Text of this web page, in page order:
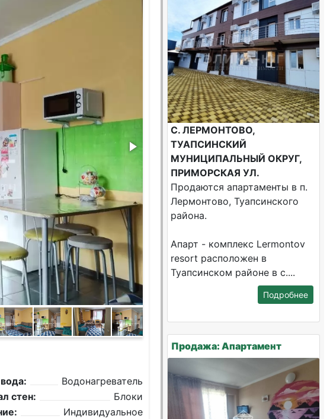
Водонагреватель
стен:
Блоки
Индивидуальное
С. ЛЕРМОНТОВО,
ТУАПСИНСКИЙ
МУНИЦИПАЛЬНЫЙ ОКРУГ,
ПРИМОРСКАЯ УЛ.
Продаются апартаменты в п.
Лермонтово, Туапсинского
района.
Апарт - комплекс Lermontov
resort расположен в
Туапсинском районе в с....
Подробнее
Продажа: Апартамент